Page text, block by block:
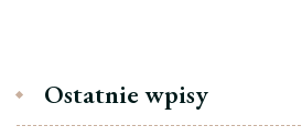
Ostatnie wpisy